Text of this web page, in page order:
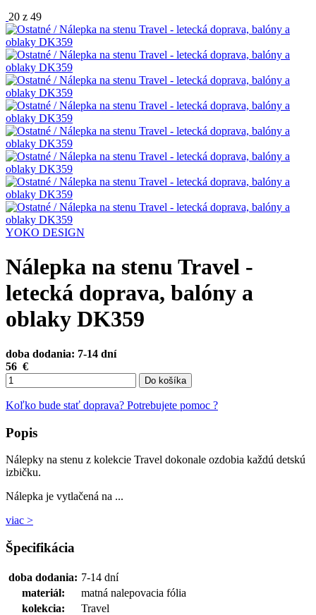
20 z 49
YOKO DESIGN
Nálepka na stenu Travel -
letecká doprava, balóny a
oblaky DK359
doba dodania: 7-14 dní
56 €
Do košíka
Koľko bude stať doprava? Potrebujete pomoc ?
Popis
Nálepky na stenu z kolekcie Travel dokonale ozdobia každú detskú
izbičku.
Nálepka je vytlačená na ...
viac >
Špecifikácia
doba dodania: 7-14 dní
materiál:
matná nalepovacia fólia
kolekcia:
Travel